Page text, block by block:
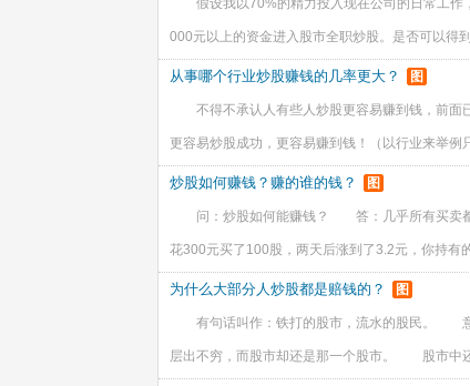
假设我以70%的精力投入现在公司的日常工
000元以上的资金进入股市全职炒股。是否可以得
从事哪个行业炒股赚钱的几率更大？ 图
不得不承认人有些人炒股更容易赚到钱，前
更容易炒股成功，更容易赚到钱！（以行业来举例
炒股如何赚钱？赚的谁的钱？ 图
问：炒股如何能赚钱？ 答：几乎所有买卖都
花300元买了100股，两天后涨到了3.2元，你持有
为什么大部分人炒股都是赔钱的？ 图
有句话叫作：铁打的股市，流水的股民。 意
层出不穷，而股市却还是那一个股市。 股市中